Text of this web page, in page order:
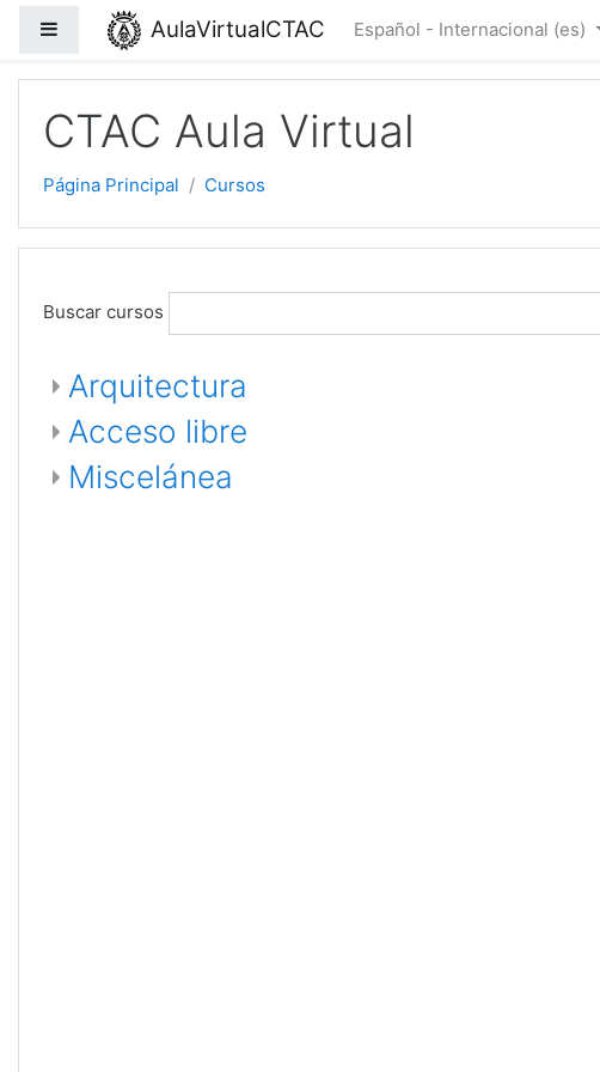
Panel lateralAulaVirtualCTAC Español - Internacional ‎(es)‎
CTAC Aula Virtual
Página Principal Cursos
Buscar cursos
Arquitectura
Acceso libre
Miscelánea